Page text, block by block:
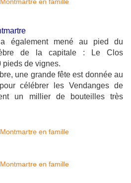
également mené au pied du
de la capitale : Le Clos
pieds de vignes.
une grande fête est donnée au
célébrer les Vendanges de
un millier de bouteilles très